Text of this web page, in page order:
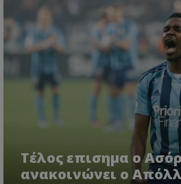
Tέλος επισημα ο
ανακοινώνει ο